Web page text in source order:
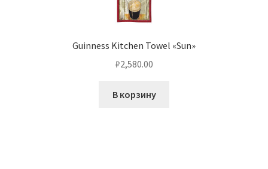
Guinness Kitchen Towel «Sun»
₽2,580.00
В корзину